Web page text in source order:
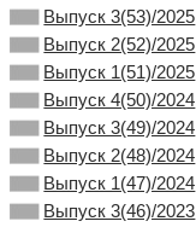
Выпуск 3(53)/2025
Выпуск 2(52)/2025
Выпуск 1(51)/2025
Выпуск 4(50)/2024
Выпуск 3(49)/2024
Выпуск 2(48)/2024
Выпуск 1(47)/2024
Выпуск 3(46)/2023